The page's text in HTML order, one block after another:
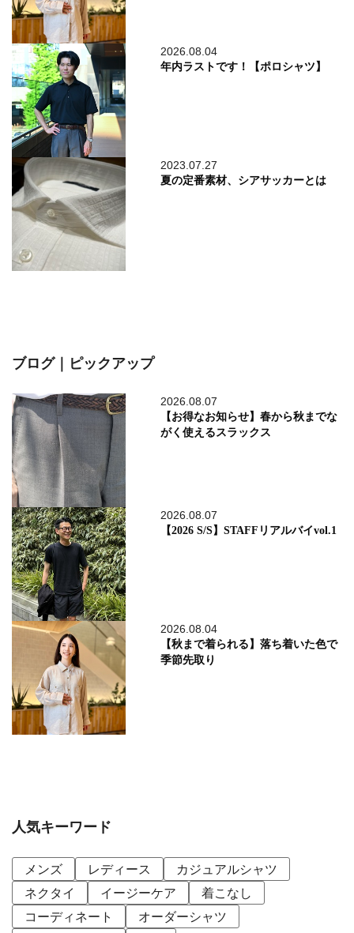
2026.08.04
年内ラストです！【ポロシャツ】
2023.07.27
夏の定番素材、シアサッカーとは
ブログ｜ピックアップ
2026.08.07
【お得なお知らせ】春から秋までな
がく使えるスラックス
2026.08.07
【2026 S/S】STAFFリアルバイvol.1
2026.08.04
【秋まで着られる】落ち着いた色で
季節先取り
人気キーワード
メンズ レディース
カジュアルシャツ
ネクタイ
イージーケア
着こなし
コーディネート
オーダーシャツ